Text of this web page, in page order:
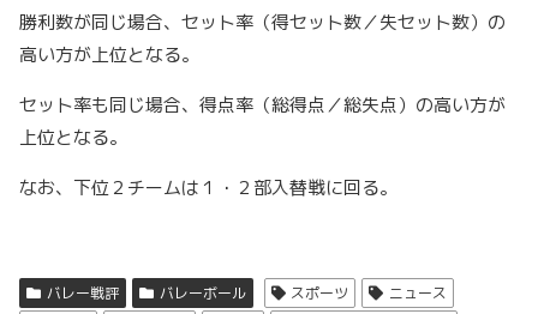
勝利数が同じ場合、セット率（得セット数／失セット数）の
高い方が上位となる。
セット率も同じ場合、得点率（総得点／総失点）の高い方が
上位となる。
なお、下位２チームは１・２部入替戦に回る。
バレー戦評 バレーボール スポーツ
ニュース